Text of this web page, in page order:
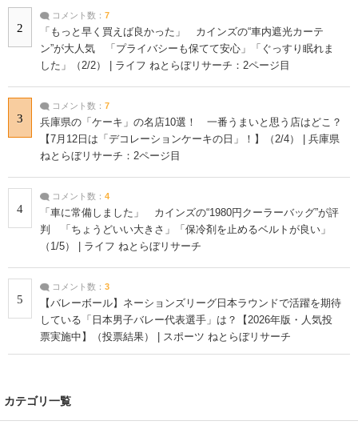
2
コメント数： 7
「もっと早く買えば良かった」 カインズの“車内遮光カーテ
ン”が大人気 「プライバシーも保てて安心」「ぐっすり眠れま
した」（2/2） | ライフ ねとらぼリサーチ：2ページ目
3
コメント数： 7
兵庫県の「ケーキ」の名店10選！ 一番うまいと思う店はどこ？
【7月12日は「デコレーションケーキの日」！】（2/4） | 兵庫県
ねとらぼリサーチ：2ページ目
4
コメント数： 4
「車に常備しました」 カインズの“1980円クーラーバッグ”が評
判 「ちょうどいい大きさ」「保冷剤を止めるベルトが良い」
（1/5） | ライフ ねとらぼリサーチ
5
コメント数： 3
【バレーボール】ネーションズリーグ日本ラウンドで活躍を期待
している「日本男子バレー代表選手」は？【2026年版・人気投
票実施中】（投票結果） | スポーツ ねとらぼリサーチ
カテゴリ一覧